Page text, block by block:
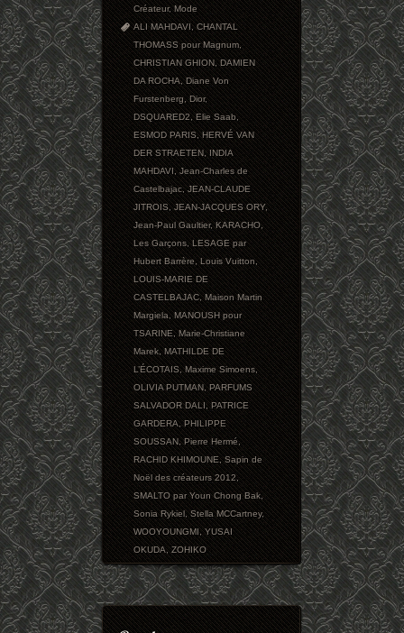
Créateur,Mode
ALI MAHDAVI,CHANTAL
THOMASS pour Magnum,
CHRISTIAN GHION,DAMIEN
DA ROCHA,Diane Von
Furstenberg,Dior,
DSQUARED2,Elie Saab,
ESMOD PARIS,HERVÉ VAN
DER STRAETEN,INDIA
MAHDAVI,Jean-Charles de
Castelbajac,JEAN-CLAUDE
JITROIS,JEAN-JACQUES ORY,
Jean-Paul Gaultier,KARACHO,
Les Garçons,LESAGE par
Hubert Barrère,Louis Vuitton,
LOUIS-MARIE DE
CASTELBAJAC,Maison Martin
Margiela,MANOUSH pour
TSARINE,Marie-Christiane
Marek,MATHILDE DE
L’ÉCOTAIS,Maxime Simoens,
OLIVIA PUTMAN,PARFUMS
SALVADOR DALI,PATRICE
GARDERA,PHILIPPE
SOUSSAN,Pierre Hermé,
RACHID KHIMOUNE,Sapin de
Noël des créateurs 2012,
SMALTO par Youn Chong Bak,
Sonia Rykiel,Stella MCCartney,
WOOYOUNGMI,YUSAI
OKUDA,ZOHIKO